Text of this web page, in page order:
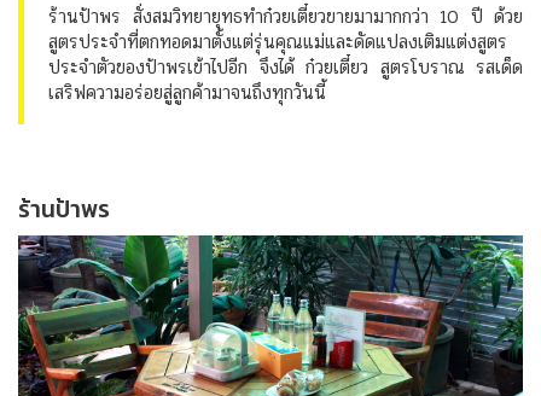
ร้านป้าพร สั่งสมวิทยายุทธทำก๋วยเตี๋ยวขายมามากกว่า 10 ปี ด้วย
สูตรประจำที่ตกทอดมาตั้งแต่รุ่นคุณแม่และดัดแปลงเติมแต่งสูตร
ประจำตัวของป้าพรเข้าไปอีก จึงได้ ก๋วยเตี๋ยว สูตรโบราณ รสเด็ด
เสริฟความอร่อยสู่ลูกค้ามาจนถึงทุกวันนี้
ร้านป้าพร